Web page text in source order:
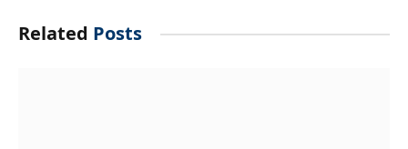
Related Posts